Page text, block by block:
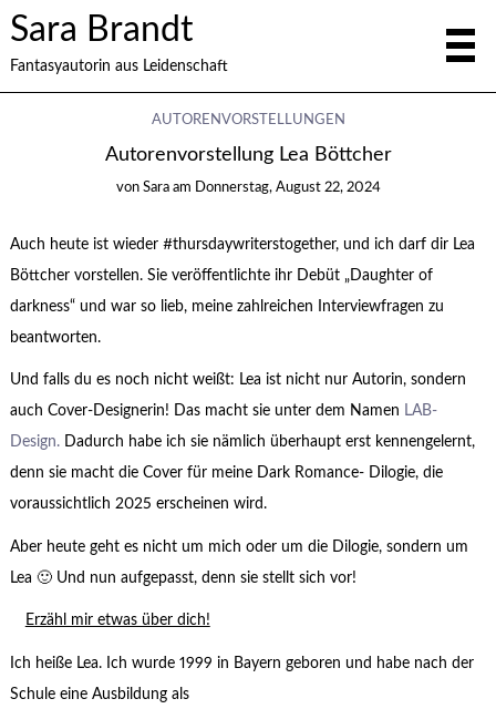
Sara Brandt
Fantasyautorin aus Leidenschaft
AUTORENVORSTELLUNGEN
Autorenvorstellung Lea Böttcher
von Sara am Donnerstag, August 22, 2024
Auch heute ist wieder #thursdaywriterstogether, und ich darf dir Lea
Böttcher vorstellen. Sie veröffentlichte ihr Debüt „Daughter of
darkness“ und war so lieb, meine zahlreichen Interviewfragen zu
beantworten.
Und falls du es noch nicht weißt: Lea ist nicht nur Autorin, sondern
auch Cover-Designerin! Das macht sie unter dem Namen LAB-
Design.Dadurch habe ich sie nämlich überhaupt erst kennengelernt,
denn sie macht die Cover für meine Dark Romance- Dilogie, die
voraussichtlich 2025 erscheinen wird.
Aber heute geht es nicht um mich oder um die Dilogie, sondern um
Lea 🙂 Und nun aufgepasst, denn sie stellt sich vor!
Erzähl mir etwas über dich!
Ich heiße Lea. Ich wurde 1999 in Bayern geboren und habe nach der
Schule eine Ausbildung als